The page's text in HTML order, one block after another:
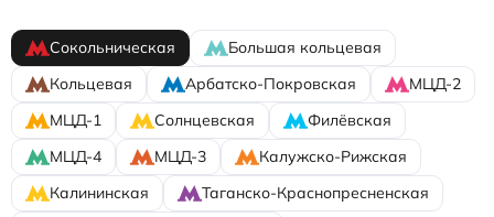
Сокольническая
Большая кольцевая
Кольцевая
Арбатско-Покровская
МЦД-2
МЦД-1
Солнцевская
Филёвская
МЦД-4
МЦД-3
Калужско-Рижская
Калининская
Таганско-Краснопресненская